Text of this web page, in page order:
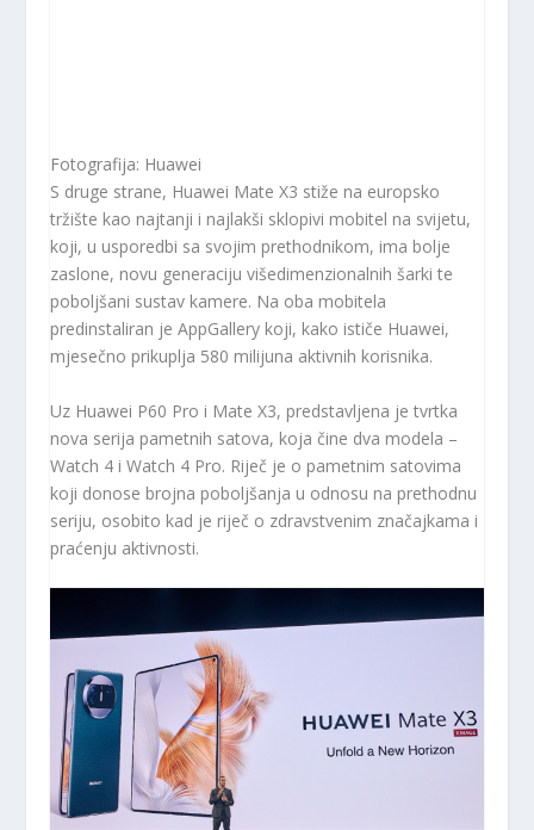
Fotografija: Huawei
S druge strane, Huawei Mate X3 stiže na europsko
tržište kao najtanji i najlakši sklopivi mobitel na svijetu,
koji, u usporedbi sa svojim prethodnikom, ima bolje
zaslone, novu generaciju višedimenzionalnih šarki te
poboljšani sustav kamere. Na oba mobitela
predinstaliran je AppGallery koji, kako ističe Huawei,
mjesečno prikuplja 580 milijuna aktivnih korisnika.
Uz Huawei P60 Pro i Mate X3, predstavljena je tvrtka
nova serija pametnih satova, koja čine dva modela –
Watch 4 i Watch 4 Pro. Riječ je o pametnim satovima
koji donose brojna poboljšanja u odnosu na prethodnu
seriju, osobito kad je riječ o zdravstvenim značajkama i
praćenju aktivnosti.